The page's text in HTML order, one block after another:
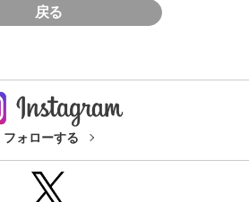
戻る
フォローする